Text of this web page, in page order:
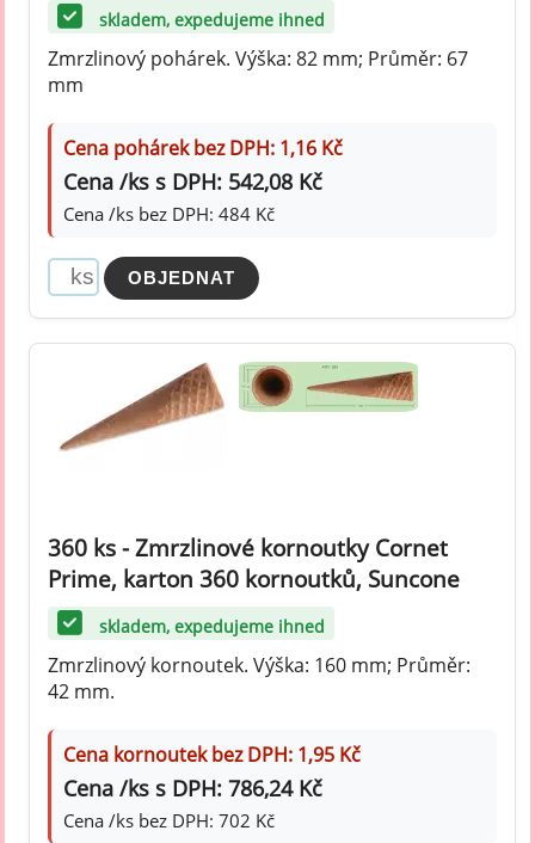
skladem, expedujeme ihned
Zmrzlinový pohárek. Výška: 82 mm; Průměr: 67
mm
Cena pohárek bez DPH: 1,16 Kč
Cena /ks s DPH: 542,08 Kč
Cena /ks bez DPH: 484 Kč
360 ks - Zmrzlinové kornoutky Cornet
Prime, karton 360 kornoutků, Suncone
skladem, expedujeme ihned
Zmrzlinový kornoutek. Výška: 160 mm; Průměr:
42 mm.
Cena kornoutek bez DPH: 1,95 Kč
Cena /ks s DPH: 786,24 Kč
Cena /ks bez DPH: 702 Kč